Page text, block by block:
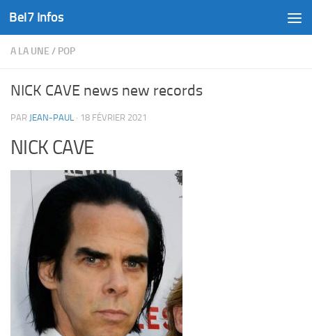
Skip to content
Bel7 Infos
A LA UNE / POP
NICK CAVE news new records
PAR JEAN-PAUL · 18 FÉVRIER 2021
NICK CAVE